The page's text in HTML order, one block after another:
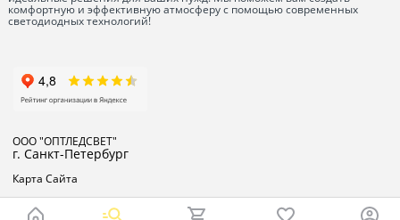
комфортную и эффективную атмосферу с помощью современных
светодиодных технологий!
ООО "ОПТЛЕДСВЕТ"
г. Санкт-Петербург
Карта Сайта